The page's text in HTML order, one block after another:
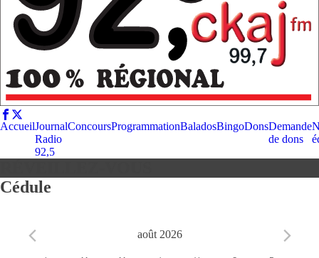
AccueilJournal
Radio
92,5
ConcoursProgrammationBaladosBingoDonsDemande
de dons
Cédule
août 2026